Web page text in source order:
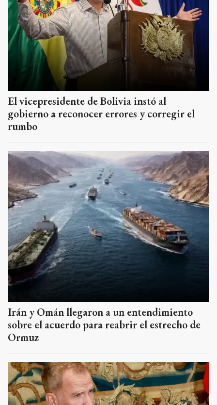
El vicepresidente de Bolivia instó al
gobierno a reconocer errores y corregir el
rumbo
Irán y Omán llegaron a un entendimiento
sobre el acuerdo para reabrir el estrecho de
Ormuz